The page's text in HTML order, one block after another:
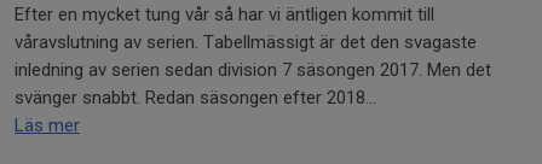
Efter en mycket tung vår så har vi äntligen kommit till
våravslutning av serien. Tabellmässigt är det den svagaste
inledning av serien sedan division 7 säsongen 2017. Men det
svänger snabbt. Redan säsongen efter 2018...
Läs mer